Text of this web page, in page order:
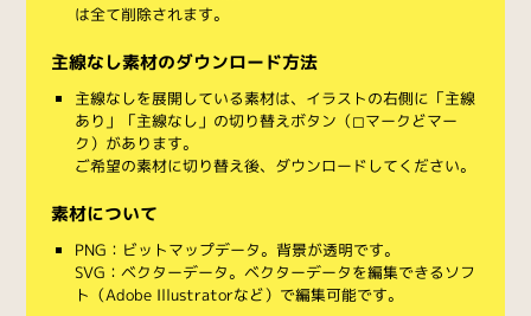
は全て削除されます。
主線なし素材のダウンロード方法
主線なしを展開している素材は、イラストの右側に「主線
あり」「主線なし」の切り替えボタン（◻︎マークと◼︎マー
ク）があります。
ご希望の素材に切り替え後、ダウンロードしてください。
素材について
PNG：ビットマップデータ。背景が透明です。
SVG：ベクターデータ。ベクターデータを編集できるソフ
ト（Adobe Illustratorなど）で編集可能です。